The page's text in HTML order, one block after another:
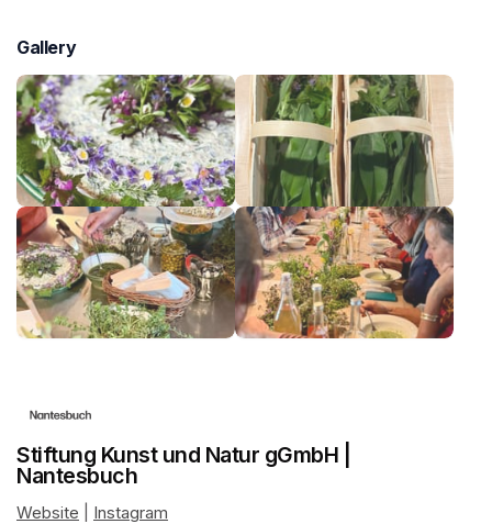
Gallery
Stiftung Kunst und Natur gGmbH |
Nantesbuch
Website (opens in a new tab)
Instagram